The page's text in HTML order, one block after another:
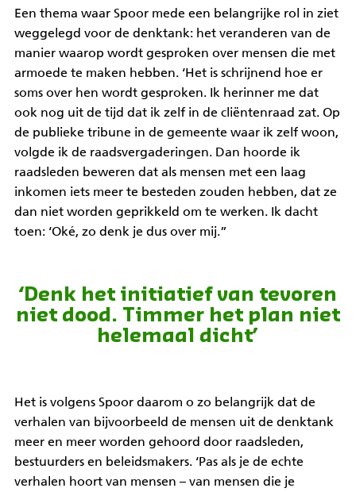
Een thema waar Spoor mede een belangrijke rol in ziet
weggelegd voor de denktank: het veranderen van de
manier waarop wordt gesproken over mensen die met
armoede te maken hebben. ‘Het is schrijnend hoe er
soms over hen wordt gesproken. Ik herinner me dat
ook nog uit de tijd dat ik zelf in de cliëntenraad zat. Op
de publieke tribune in de gemeente waar ik zelf woon,
volgde ik de raadsvergaderingen. Dan hoorde ik
raadsleden beweren dat als mensen met een laag
inkomen iets meer te besteden zouden hebben, dat ze
dan niet worden geprikkeld om te werken. Ik dacht
toen: ‘Oké, zo denk je dus over mij.”
‘Denk het initiatief van tevoren
niet dood. Timmer het plan niet
helemaal dicht’
Het is volgens Spoor daarom o zo belangrijk dat de
verhalen van bijvoorbeeld de mensen uit de denktank
meer en meer worden gehoord door raadsleden,
bestuurders en beleidsmakers. ‘Pas als je de echte
verhalen hoort van mensen – van mensen die je